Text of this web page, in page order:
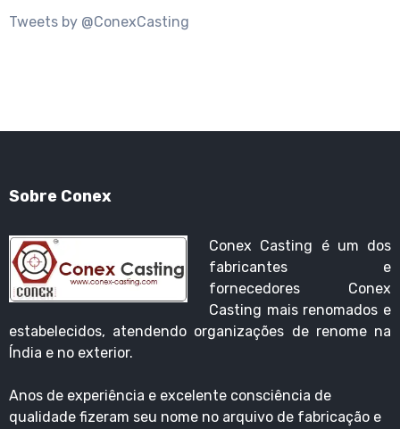
Tweets by @ConexCasting
Sobre Conex
Conex Casting é um dos
fabricantes e
fornecedores Conex
Casting mais renomados e
estabelecidos, atendendo organizações de renome na
Índia e no exterior.
Anos de experiência e excelente consciência de
qualidade fizeram seu nome no arquivo de fabricação e